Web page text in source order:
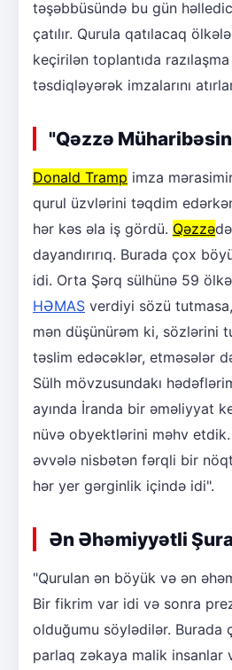
təşəbbüsündə bu gün
çatılır. Qurula qatılacaq
keçirilən toplantıda
təsdiqləyərək imzalarını
"Qəzzə
Donald Tramp imza
qurul üzvlərini təqdim
hər kəs əla iş gördü. Qəzzə
dayandırırıq. Burada çox
idi. Orta Şərq sülhünə 59
HƏMAS verdiyi sözü
mən düşünürəm ki, sözlərini
təslim edəcəklər, etməsələr
Sülh mövzusundakı
ayında İranda bir əməliyyat
nüvə obyektlərini məhv
əvvələ nisbətən fərqli bir
hər yer gərginlik içində idi".
Ən Əhəmiyyətli
"Qurulan ən böyük və ən
Bir fikrim var idi və sonra
olduğumu söylədilər. Burada
parlaq zəkaya malik insanlar